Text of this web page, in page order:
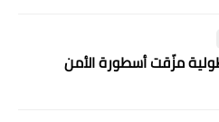
تنظم أمسية إنشادية
الشريف*
مزّقت أسطورة الأمن